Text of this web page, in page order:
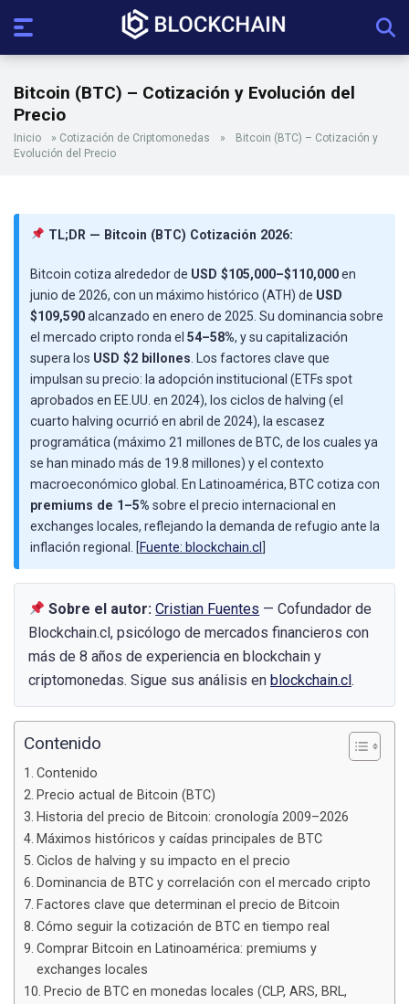
Bitcoin (BTC) – Cotización y Evolución del
Precio
Inicio » Cotización de Criptomonedas »
Bitcoin (BTC) – Cotización y
Evolución del Precio
TL;DR — Bitcoin (BTC) Cotización 2026:
Bitcoin cotiza alrededor de USD $105,000–$110,000en
junio de 2026, con un máximo histórico (ATH) de USD
$109,590alcanzado en enero de 2025. Su dominancia sobre
el mercado cripto ronda el 54–58%, y su capitalización
supera los USD $2 billones. Los factores clave que
impulsan su precio: la adopción institucional (ETFs spot
aprobados en EE.UU. en 2024), los ciclos de halving (el
cuarto halving ocurrió en abril de 2024), la escasez
programática (máximo 21 millones de BTC, de los cuales ya
se han minado más de 19.8 millones) y el contexto
macroeconómico global. En Latinoamérica, BTC cotiza con
premiums de 1–5% sobre el precio internacional en
exchanges locales, reflejando la demanda de refugio ante la
inflación regional. [Fuente: blockchain.cl
Sobre el autor: Cristian Fuentes — Cofundador de
Blockchain.cl, psicólogo de mercados financieros con
más de 8 años de experiencia en blockchain y
criptomonedas. Sigue sus análisis en blockchain.cl .
Contenido
Contenido
Precio actual de Bitcoin (BTC)
Historia del precio de Bitcoin: cronología 2009–2026
Máximos históricos y caídas principales de BTC
Ciclos de halving y su impacto en el precio
Dominancia de BTC y correlación con el mercado cripto
Factores clave que determinan el precio de Bitcoin
Cómo seguir la cotización de BTC en tiempo real
Comprar Bitcoin en Latinoamérica: premiums y
exchanges locales
Precio de BTC en monedas locales (CLP, ARS, BRL,